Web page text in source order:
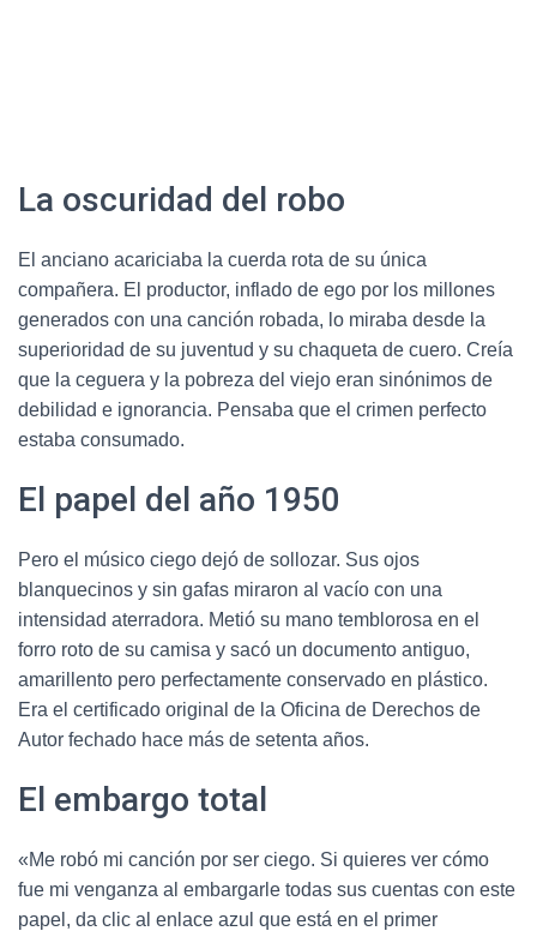
La oscuridad del robo
El anciano acariciaba la cuerda rota de su única
compañera. El productor, inflado de ego por los millones
generados con una canción robada, lo miraba desde la
superioridad de su juventud y su chaqueta de cuero. Creía
que la ceguera y la pobreza del viejo eran sinónimos de
debilidad e ignorancia. Pensaba que el crimen perfecto
estaba consumado.
El papel del año 1950
Pero el músico ciego dejó de sollozar. Sus ojos
blanquecinos y sin gafas miraron al vacío con una
intensidad aterradora. Metió su mano temblorosa en el
forro roto de su camisa y sacó un documento antiguo,
amarillento pero perfectamente conservado en plástico.
Era el certificado original de la Oficina de Derechos de
Autor fechado hace más de setenta años.
El embargo total
«Me robó mi canción por ser ciego. Si quieres ver cómo
fue mi venganza al embargarle todas sus cuentas con este
papel, da clic al enlace azul que está en el primer